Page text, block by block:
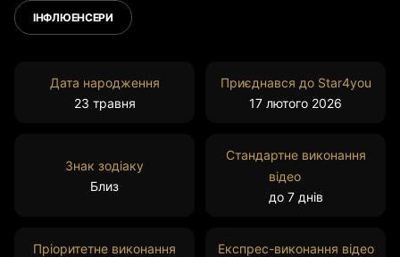
ІНФЛЮЕНСЕРИ
Дата народження
23 травня
Приєднався до Star4you
17 лютого 2026
Знак зодіаку
Близ
Стандартне виконання
відео
до 7 днів
Пріоритетне виконання
Експрес-виконання відео